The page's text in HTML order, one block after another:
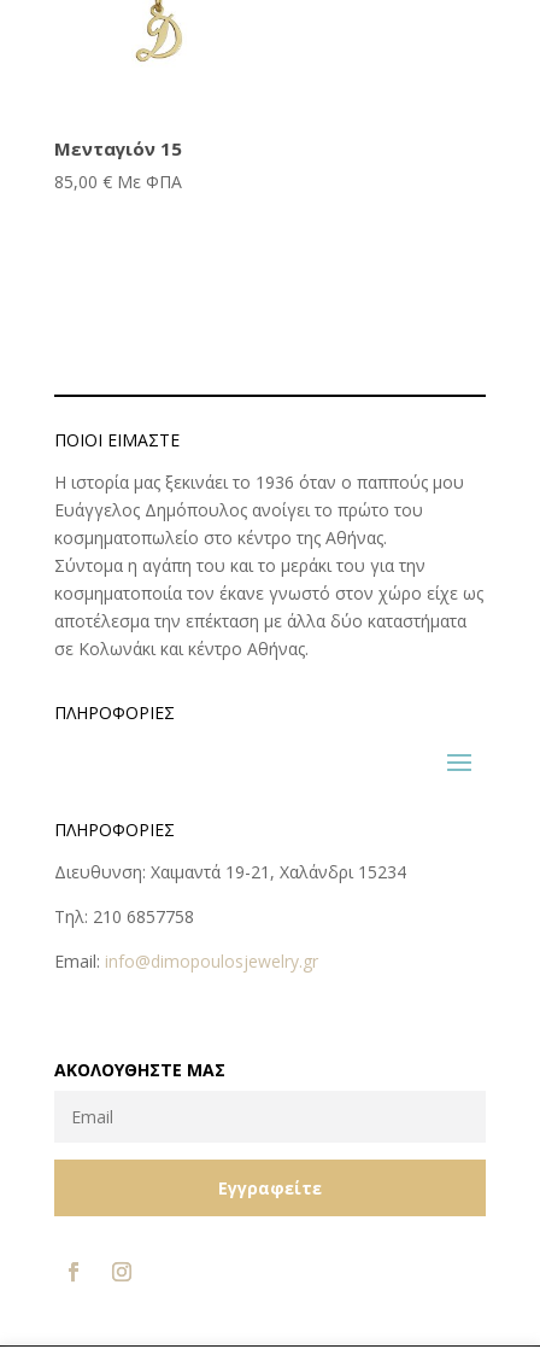
Μενταγιόν 15
85,00 € Με ΦΠΑ
ΠΟΙΟΊ ΕΊΜΑΣΤΕ
Η ιστορία μας ξεκινάει το 1936 όταν ο παππούς μου
Ευάγγελος Δημόπουλος ανοίγει το πρώτο του
κοσμηματοπωλείο στο κέντρο της Αθήνας.
Σύντομα η αγάπη του και το μεράκι του για την
κοσμηματοποιία τον έκανε γνωστό στον χώρο είχε ως
αποτέλεσμα την επέκταση με άλλα δύο καταστήματα
σε Κολωνάκι και κέντρο Αθήνας.
ΠΛΗΡΟΦΟΡΊΕΣ
ΠΛΗΡΟΦΟΡΊΕΣ
Διευθυνση: Χαιμαντά 19-21, Χαλάνδρι 15234
Τηλ: 210 6857758
Email: info@dimopoulosjewelry.gr
ΑΚΟΛΟΥΘΉΣΤΕ ΜΑΣ
Εγγραφείτε